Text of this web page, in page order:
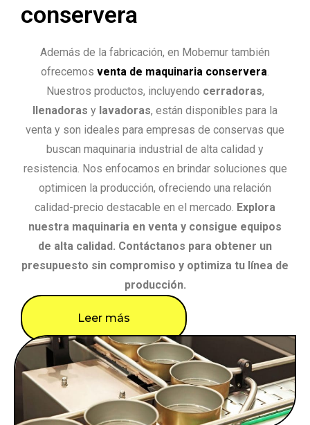
conservera
Además de la fabricación, en Mobemur también
ofrecemos venta de maquinaria conservera.
Nuestros productos, incluyendo cerradoras,
llenadoras y lavadoras, están disponibles para la
venta y son ideales para empresas de conservas que
buscan maquinaria industrial de alta calidad y
resistencia. Nos enfocamos en brindar soluciones que
optimicen la producción, ofreciendo una relación
calidad-precio destacable en el mercado. Explora
nuestra maquinaria en venta y consigue equipos
de alta calidad. Contáctanos para obtener un
presupuesto sin compromiso y optimiza tu línea de
producción.
Leer más